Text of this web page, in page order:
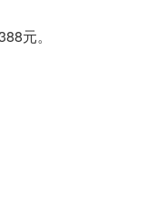
元。